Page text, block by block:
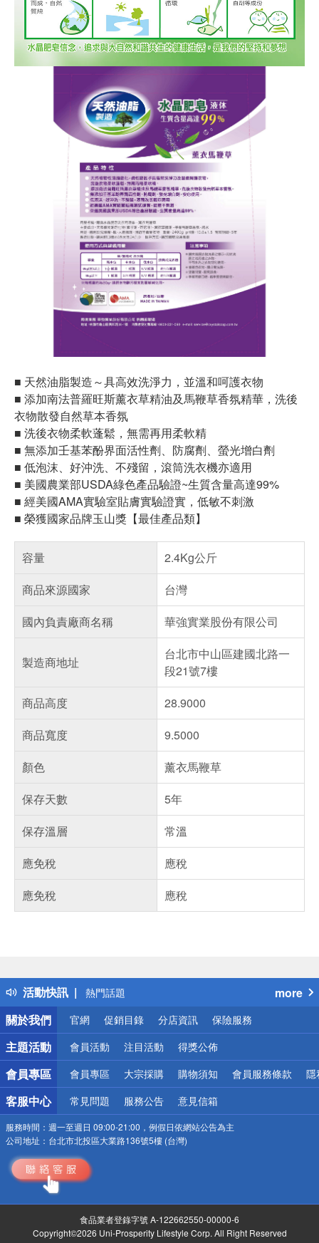
■ 天然油脂製造～具高效洗淨力，並溫和呵護衣物
■ 添加南法普羅旺斯薰衣草精油及馬鞭草香氛精華，洗後
衣物散發自然草本香氛
■ 洗後衣物柔軟蓬鬆，無需再用柔軟精
■ 無添加壬基苯酚界面活性劑、防腐劑、螢光增白劑
■ 低泡沫、好沖洗、不殘留，滾筒洗衣機亦適用
■ 美國農業部USDA綠色產品驗證~生質含量高達99%
■ 經美國AMA實驗室貼膚實驗證實，低敏不刺激
■ 榮獲國家品牌玉山獎【最佳產品類】
容量
2.4Kg公斤
商品來源國家
台灣
國內負責廠商名稱
華強實業股份有限公司
製造商地址
台北市中山區建國北路一
段21號7樓
商品高度
28.9000
商品寬度
9.5000
顏色
薰衣馬鞭草
保存天數
5年
保存溫層
常溫
應免稅
應稅
應免稅
應稅
活動快訊
得獎公告
熱門話題
銀行優惠
偏遠地區配送
詐騙網頁！請小心！
more
關於我們
官網 促銷目錄 分店資訊 保險服務
主題活動 會員活動 注目活動 得獎公佈
會員專區 會員專區 大宗採購 購物須知 會員服務條款 隱
客服中心 常見問題 服務公告 意見信箱
服務時間： 週一至週日 09:00-21:00，例假日依網站公告為主
公司地址： 台北市北投區大業路136號5樓 (台灣)
食品業者登錄字號 A-122662550-00000-6
Copyright©2026 Uni-Prosperity Lifestyle Corp. All Right Reserved